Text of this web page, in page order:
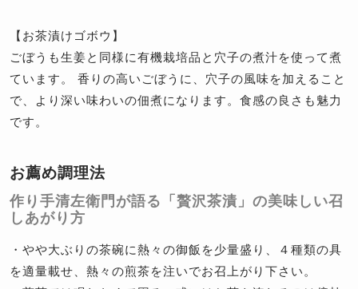
【お茶漬けゴボウ】
ごぼうも生姜と同様に有機栽培品と穴子の煮汁を使って煮
ています。 香りの高いごぼうに、穴子の風味を加えること
で、より深い味わいの佃煮になります。食感の良さも魅力
です。
お薦め調理法
作り手清左衛門が語る「贅沢茶漬」の美味しい召
しあがり方
・やや大ぶりの茶碗に熱々の御飯を少量盛り、４種類の具
を適量載せ、熱々の煎茶を注いでお召上がり下さい。